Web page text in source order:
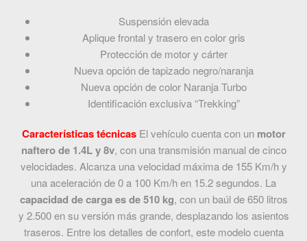
Suspensión elevada
Aplique frontal y trasero en color gris
Protección de motor y cárter
Nueva opción de tapizado negro/naranja
Nueva opción de color Naranja Turbo
Identificación exclusiva “Trekking”
Características técnicas El vehículo cuenta con unmotor
naftero de 1.4L y 8v, con una transmisión manual de cinco
velocidades. Alcanza una velocidad máxima de 155 Km/h y
una aceleración de 0 a 100 Km/h en 15.2 segundos. La
capacidad de carga es de 510 kg, con un baúl de 650 litros
y 2.500 en su versión más grande, desplazando los asientos
traseros. Entre los detalles de confort, este modelo cuenta